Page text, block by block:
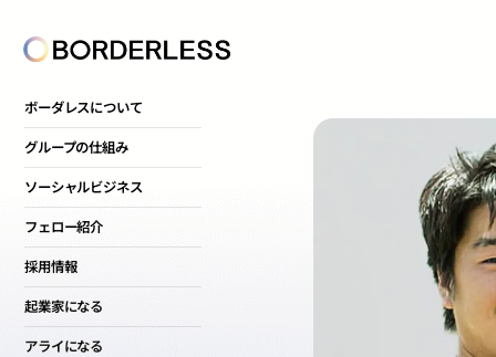
ボーダレスについて
グループの仕組み
ソーシャルビジネス
フェロー紹介
採用情報
起業家になる
アライになる